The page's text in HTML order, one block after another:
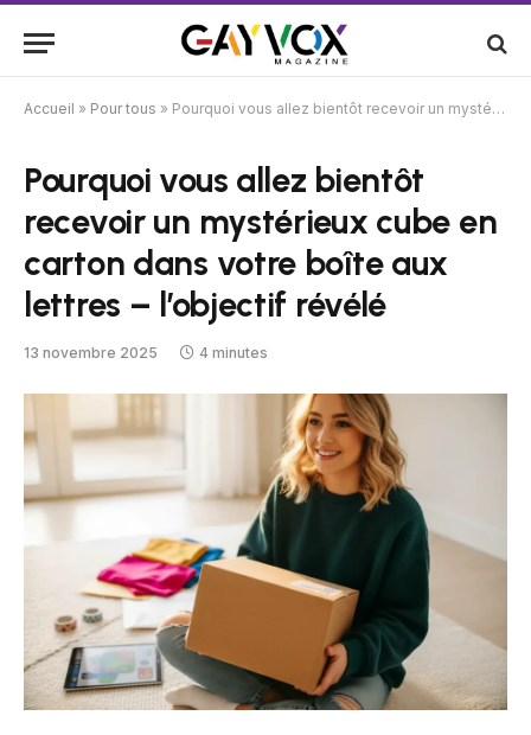
Accueil » Pour tous » Pourquoi vous allez bientôt recevoir un mystérieux cube en carton dans votre boîte aux lettres – l’objectif révélé
Pourquoi vous allez bientôt
recevoir un mystérieux cube en
carton dans votre boîte aux
lettres – l’objectif révélé
13 novembre 2025 4 minutes